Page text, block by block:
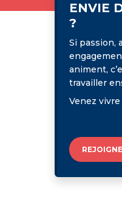
ENVIE
?
Si passion,
animent,
travailler
Venez